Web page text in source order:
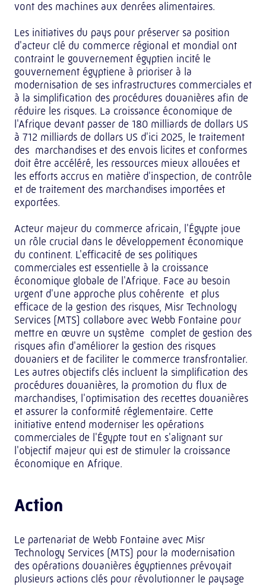
vont des machines aux denrées alimentaires.
Les initiatives du pays pour préserver sa position
d'acteur clé du commerce régional et mondial ont
contraint le gouvernement égyptien incité le
gouvernement égyptiene à prioriser à la
modernisation de ses infrastructures commerciales et
à la simplification des procédures douanières afin de
réduire les risques. La croissance économique de
l'Afrique devant passer de 180 milliards de dollars US
à 712 milliards de dollars US d'ici 2025, le traitement
des marchandises et des envois licites et conformes
doit être accéléré, les ressources mieux allouées et
les efforts accrus en matière d'inspection, de contrôle
et de traitement des marchandises importées et
exportées.
Acteur majeur du commerce africain, l'Égypte joue
un rôle crucial dans le développement économique
du continent. L'efficacité de ses politiques
commerciales est essentielle à la croissance
économique globale de l'Afrique. Face au besoin
urgent d'une approche plus cohérente et plus
efficace de la gestion des risques, Misr Technology
Services (MTS) collabore avec Webb Fontaine pour
mettre en œuvre un système complet de gestion des
risques afin d'améliorer la gestion des risques
douaniers et de faciliter le commerce transfrontalier.
Les autres objectifs clés incluent la simplification des
procédures douanières, la promotion du flux de
marchandises, l'optimisation des recettes douanières
et assurer la conformité réglementaire. Cette
initiative entend moderniser les opérations
commerciales de l'Égypte tout en s'alignant sur
l'objectif majeur qui est de stimuler la croissance
économique en Afrique.
Action
Le partenariat de Webb Fontaine avec Misr
Technology Services (MTS) pour la modernisation
des opérations douanières égyptiennes prévoyait
plusieurs actions clés pour révolutionner le paysage